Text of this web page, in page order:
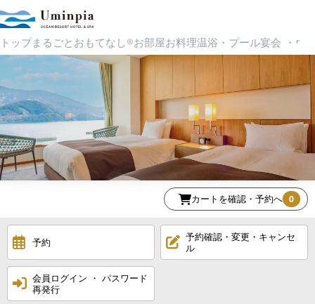
トップまるごとおもてなし®お部屋お料理温浴・プール宴会 ・ウ
カートを確認・予約へ 0
予約
予約確認・変更・キャンセ
ル
会員ログイン ・ パスワード
再発行